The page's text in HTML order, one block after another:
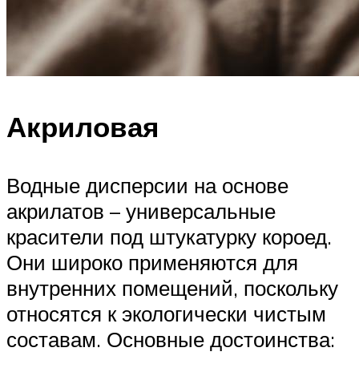
Акриловая
Водные дисперсии на основе
акрилатов – универсальные
красители под штукатурку короед.
Они широко применяются для
внутренних помещений, поскольку
относятся к экологически чистым
составам. Основные достоинства: